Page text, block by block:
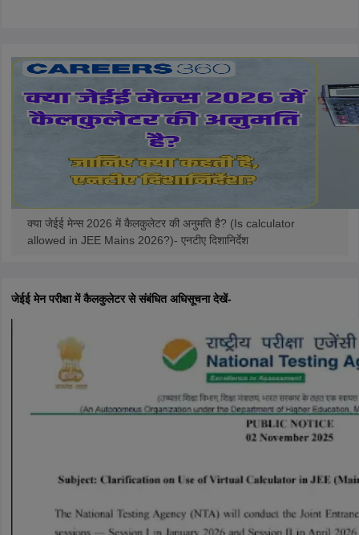
क्या जेईई मेन्स 2026 में कैलकुलेटर की अनुमति है? (Is calculator
allowed in JEE Mains 2026?)- एनटीए दिशानिर्देश
जेईई मेन परीक्षा में कैलकुलेटर से संबंधित अधिसूचना देखें-